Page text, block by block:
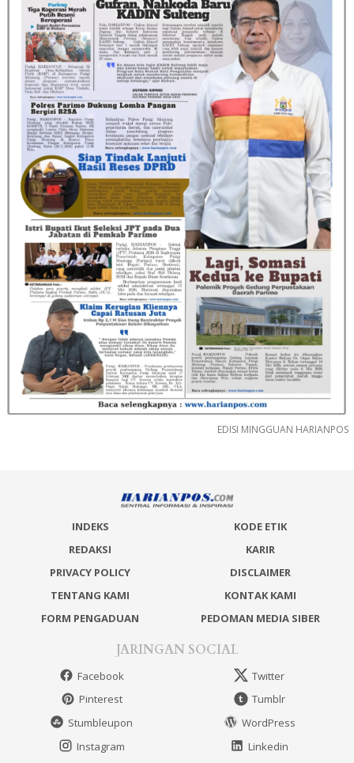
EDISI MINGGUAN HARIANPOS
INDEKS
KODE ETIK
REDAKSI
KARIR
PRIVACY POLICY
DISCLAIMER
TENTANG KAMI
KONTAK KAMI
FORM PENGADUAN
PEDOMAN MEDIA SIBER
JARINGAN SOCIAL
Facebook
Twitter
Pinterest
Tumblr
Stumbleupon
WordPress
Instagram
Linkedin